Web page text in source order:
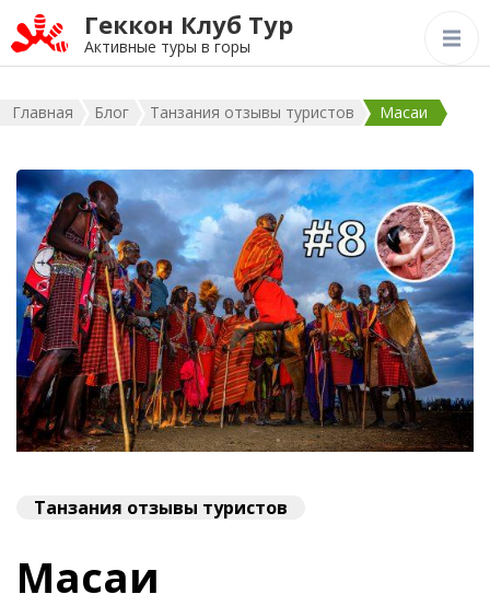
Геккон Клуб Тур
Активные туры в горы
Главная Блог Танзания отзывы туристов Масаи
Танзания отзывы туристов
Масаи